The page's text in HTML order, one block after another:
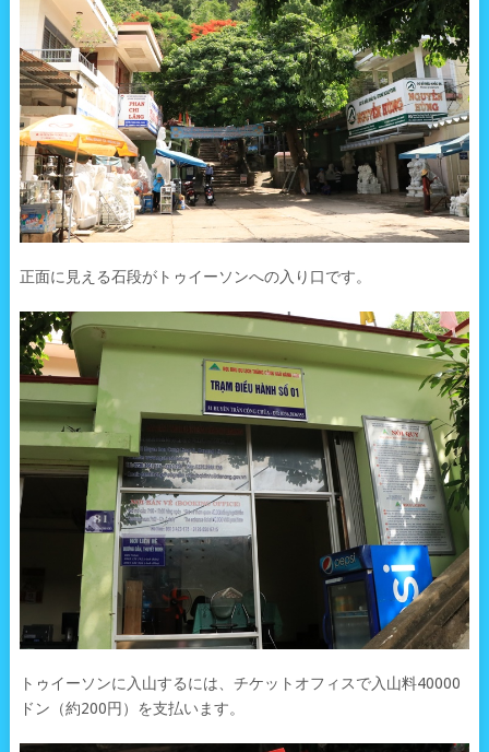
正面に見える石段がトゥイーソンへの入り口です。
トゥイーソンに入山するには、チケットオフィスで入山料40000
ドン（約200円）を支払います。